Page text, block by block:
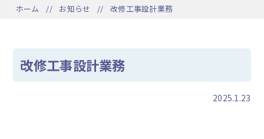
ホーム お知らせ 改修工事設計業務
改修工事設計業務
2025.1.23